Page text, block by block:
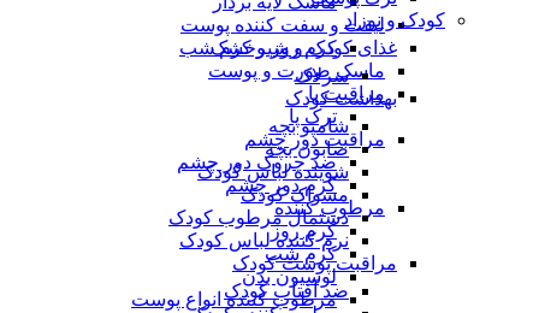
کودک و نوزاد
غذای کودک و شیرخشک
سرلاک
بهداشت کودک
شامپو بچه
صابون بچه
شوینده لباس کودک
مسواک کودک
دستمال مرطوب کودک
نرم کننده لباس کودک
مراقبت پوست کودک
ضد آفتاب کودک
لیفت و سفت کننده پوست
کرم روز و کرم شب
ماسک صورت و پوست
مراقبت پا
ترک پا
مراقبت دور چشم
ضد چروک دور چشم
کرم دور چشم
مرطوب کننده
کرم روز
کرم شب
لوسیون بدن
مرطوب کننده انواع پوست